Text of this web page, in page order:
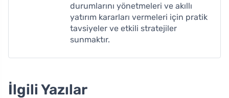
durumlarını yönetmeleri ve akıllı
yatırım kararları vermeleri için pratik
tavsiyeler ve etkili stratejiler
sunmaktır.
İlgili Yazılar